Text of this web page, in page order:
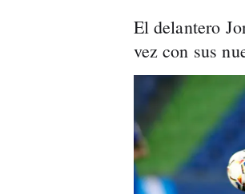
El delantero
vez con sus